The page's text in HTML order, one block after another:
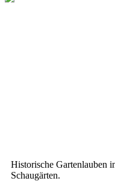
Historische Gartenlauben
Schaugärten.